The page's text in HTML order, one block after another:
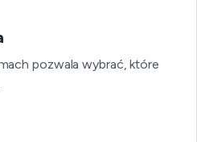
pozwala wybrać, które